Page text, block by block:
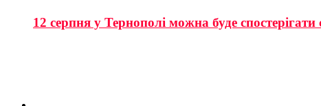
12 серпня у Тернополі можна буде